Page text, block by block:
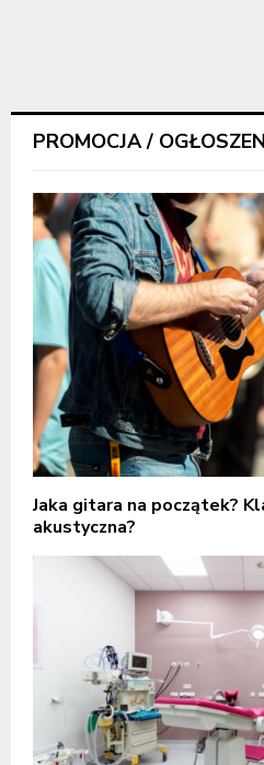
PROMOCJA /
Jaka gitara na początek?
akustyczna?